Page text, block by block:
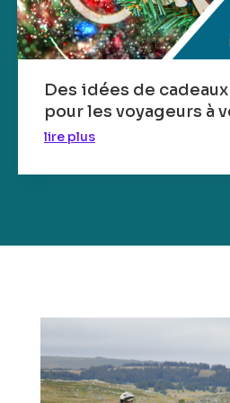
Des idées de
pour les voyageurs à
lire plus